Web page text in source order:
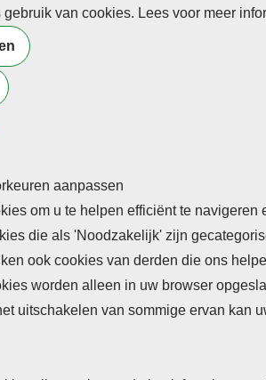
gebruik van cookies. Lees voor meer
aanpassen
om u te helpen efficiënt te
die als 'Noodzakelijk' zijn
ook cookies van derden die ons
worden alleen in uw browser
uitschakelen van sommige ervan kan
je aan voor de nieuwsbrief
contact op